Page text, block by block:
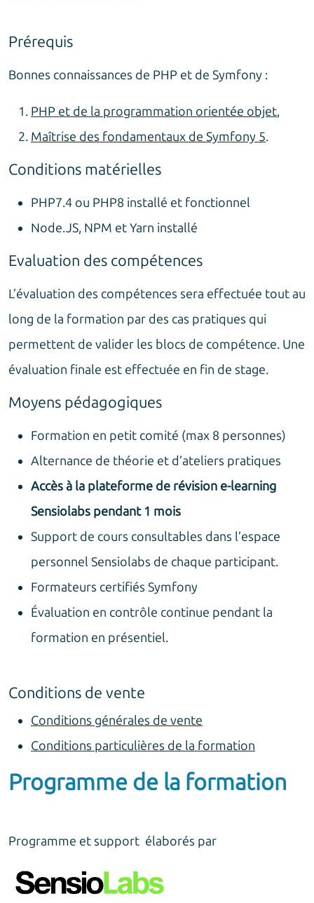
Prérequis
Bonnes connaissances de PHP et de Symfony :
PHP et de la programmation orientée objet,
Maîtrise des fondamentaux de Symfony 5.
Conditions matérielles
PHP7.4 ou PHP8 installé et fonctionnel
Node.JS, NPM et Yarn installé
Evaluation des compétences
L’évaluation des compétences sera effectuée tout au
long de la formation par des cas pratiques qui
permettent de valider les blocs de compétence. Une
évaluation finale est effectuée en fin de stage.
Moyens pédagogiques
Formation en petit comité (max 8 personnes)
Alternance de théorie et d’ateliers pratiques
Accès à la plateforme de révision e-learning
Sensiolabs pendant 1 mois
Support de cours consultables dans l’espace
personnel Sensiolabs de chaque participant.
Formateurs certifiés Symfony
Évaluation en contrôle continue pendant la
formation en présentiel.
Conditions de vente
Conditions générales de vente
Conditions particulières de la formation
Programme de la formation
Programme et support élaborés par